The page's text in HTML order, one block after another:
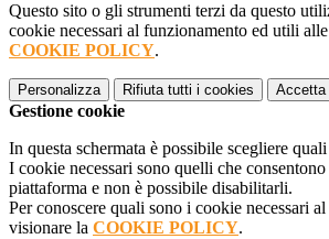
Questo sito o gli strumenti terzi da questo
cookie necessari al funzionamento ed utili
COOKIE POLICY.
Personalizza Rifiuta tutti i cookies Accetta
Gestione cookie
In questa schermata è possibile scegliere
I cookie necessari sono quelli che
piattaforma e non è possibile disabilitarli.
Per conoscere quali sono i cookie necessari
visionare la COOKIE POLICY.